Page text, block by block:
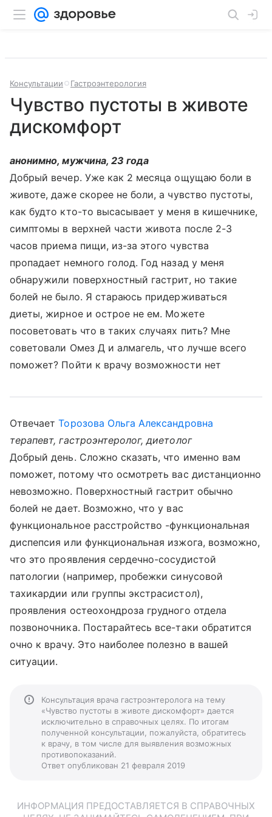
Консультации Гастроэнтерология
Чувство пустоты в животе
дискомфорт
анонимно, мужчина, 23 года
Добрый вечер. Уже как 2 месяца ощущаю боли в
животе, даже скорее не боли, а чувство пустоты,
как будто кто-то высасывает у меня в кишечнике,
симптомы в верхней части живота после 2-3
часов приема пищи, из-за этого чувства
пропадает немного голод. Год назад у меня
обнаружили поверхностный гастрит, но такие
болей не было. Я стараюсь придерживаться
диеты, жирное и острое не ем. Можете
посоветовать что в таких случаях пить? Мне
советовали Омез Д и алмагель, что лучше всего
поможет? Пойти к врачу возможности нет
ОтвечаетТорозова Ольга Александровна
терапевт, гастроэнтеролог, диетолог
Добрый день. Сложно сказать, что именно вам
поможет, потому что осмотреть вас дистанционно
невозможно. Поверхностный гастрит обычно
болей не дает. Возможно, что у вас
функциональное расстройство -функциональная
диспепсия или функциональная изжога, возможно,
что это проявления сердечно-сосудистой
патологии (например, пробежки синусовой
тахикардии или группы экстрасистол),
проявления остеохондроза грудного отдела
позвоночника. Постарайтесь все-таки обратится
очно к врачу. Это наиболее полезно в вашей
ситуации.
Консультация врача гастроэнтеролога на тему
«Чувство пустоты в животе дискомфорт» дается
исключительно в справочных целях. По итогам
полученной консультации, пожалуйста, обратитесь
к врачу, в том числе для выявления возможных
противопоказаний.
Ответ опубликован 21 февраля 2019
ИНФОРМАЦИЯ ПРЕДОСТАВЛЯЕТСЯ В СПРАВОЧНЫХ